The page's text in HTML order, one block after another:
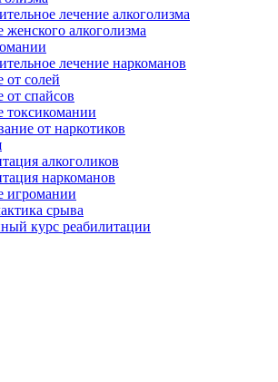
лечение алкоголизма
женского алкоголизма
лечение наркоманов
от солей
от спайсов
токсикомании
от наркотиков
алкоголиков
наркоманов
игромании
срыва
курс реабилитации